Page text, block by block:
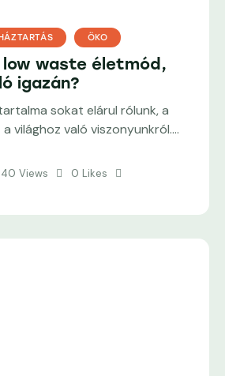
HÁZTARTÁS ÖKO
waste életmód,
igazán?
sokat elárul rólunk, a
világhoz való viszonyunkról.…
40 Views 0 Likes